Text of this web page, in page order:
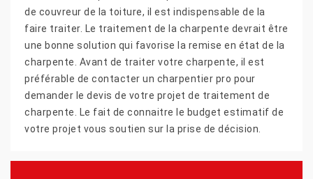
de couvreur de la toiture, il est indispensable de la
faire traiter. Le traitement de la charpente devrait être
une bonne solution qui favorise la remise en état de la
charpente. Avant de traiter votre charpente, il est
préférable de contacter un charpentier pro pour
demander le devis de votre projet de traitement de
charpente. Le fait de connaitre le budget estimatif de
votre projet vous soutien sur la prise de décision.